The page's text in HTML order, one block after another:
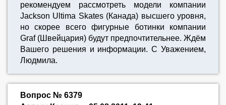
рекомендуем рассмотреть модели компании
Jackson Ultima Skates (Канада) высшего уровня,
но скорее всего фигурные ботинки компании
Graf (Швейцария) будут предпочтительнее. Ждём
Вашего решения и информации. С Уважением,
Людмила.
Вопрос № 6379